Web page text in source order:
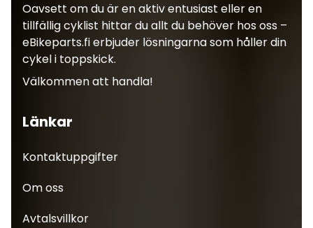
Oavsett om du är en aktiv entusiast eller en
tillfällig cyklist hittar du allt du behöver hos oss –
eBikeparts.fi erbjuder lösningarna som håller din
cykel i toppskick.
Välkommen att handla!
Länkar
Kontaktuppgifter
Om oss
Avtalsvillkor